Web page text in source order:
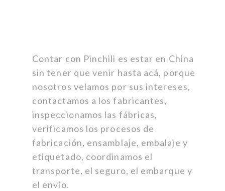
Contar con Pinchili es estar en China
sin tener que venir hasta acá, porque
nosotros velamos por sus intereses,
contactamos a los fabricantes,
inspeccionamos las fábricas,
verificamos los procesos de
fabricación, ensamblaje, embalaje y
etiquetado, coordinamos el
transporte, el seguro, el embarque y
el envío.